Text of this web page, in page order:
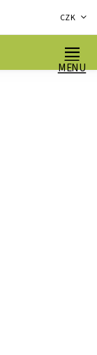
CZK